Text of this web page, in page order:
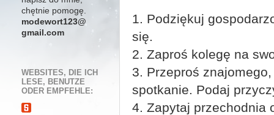
1. Podziękuj
się.
2. Zaproś kolegę na
3. Przeproś
spotkanie. Podaj
4. Zapytaj przechodnia
chętnie pomogę.
modewort123@
gmail.com
WEBSITES, DIE ICH
LESE, BENUTZE
ODER EMPFEHLE: